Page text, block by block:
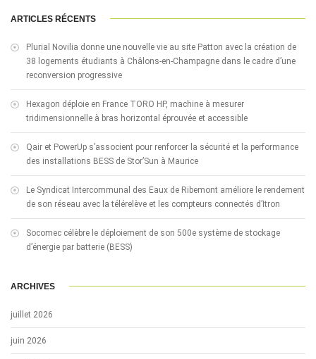
ARTICLES RÉCENTS
Plurial Novilia donne une nouvelle vie au site Patton avec la création de
38 logements étudiants à Châlons-en-Champagne dans le cadre d’une
reconversion progressive
Hexagon déploie en France TORO HP, machine à mesurer
tridimensionnelle à bras horizontal éprouvée et accessible
Qair et PowerUp s’associent pour renforcer la sécurité et la performance
des installations BESS de Stor’Sun à Maurice
Le Syndicat Intercommunal des Eaux de Ribemont améliore le rendement
de son réseau avec la télérelève et les compteurs connectés d’Itron
Socomec célèbre le déploiement de son 500e système de stockage
d’énergie par batterie (BESS)
ARCHIVES
juillet 2026
juin 2026